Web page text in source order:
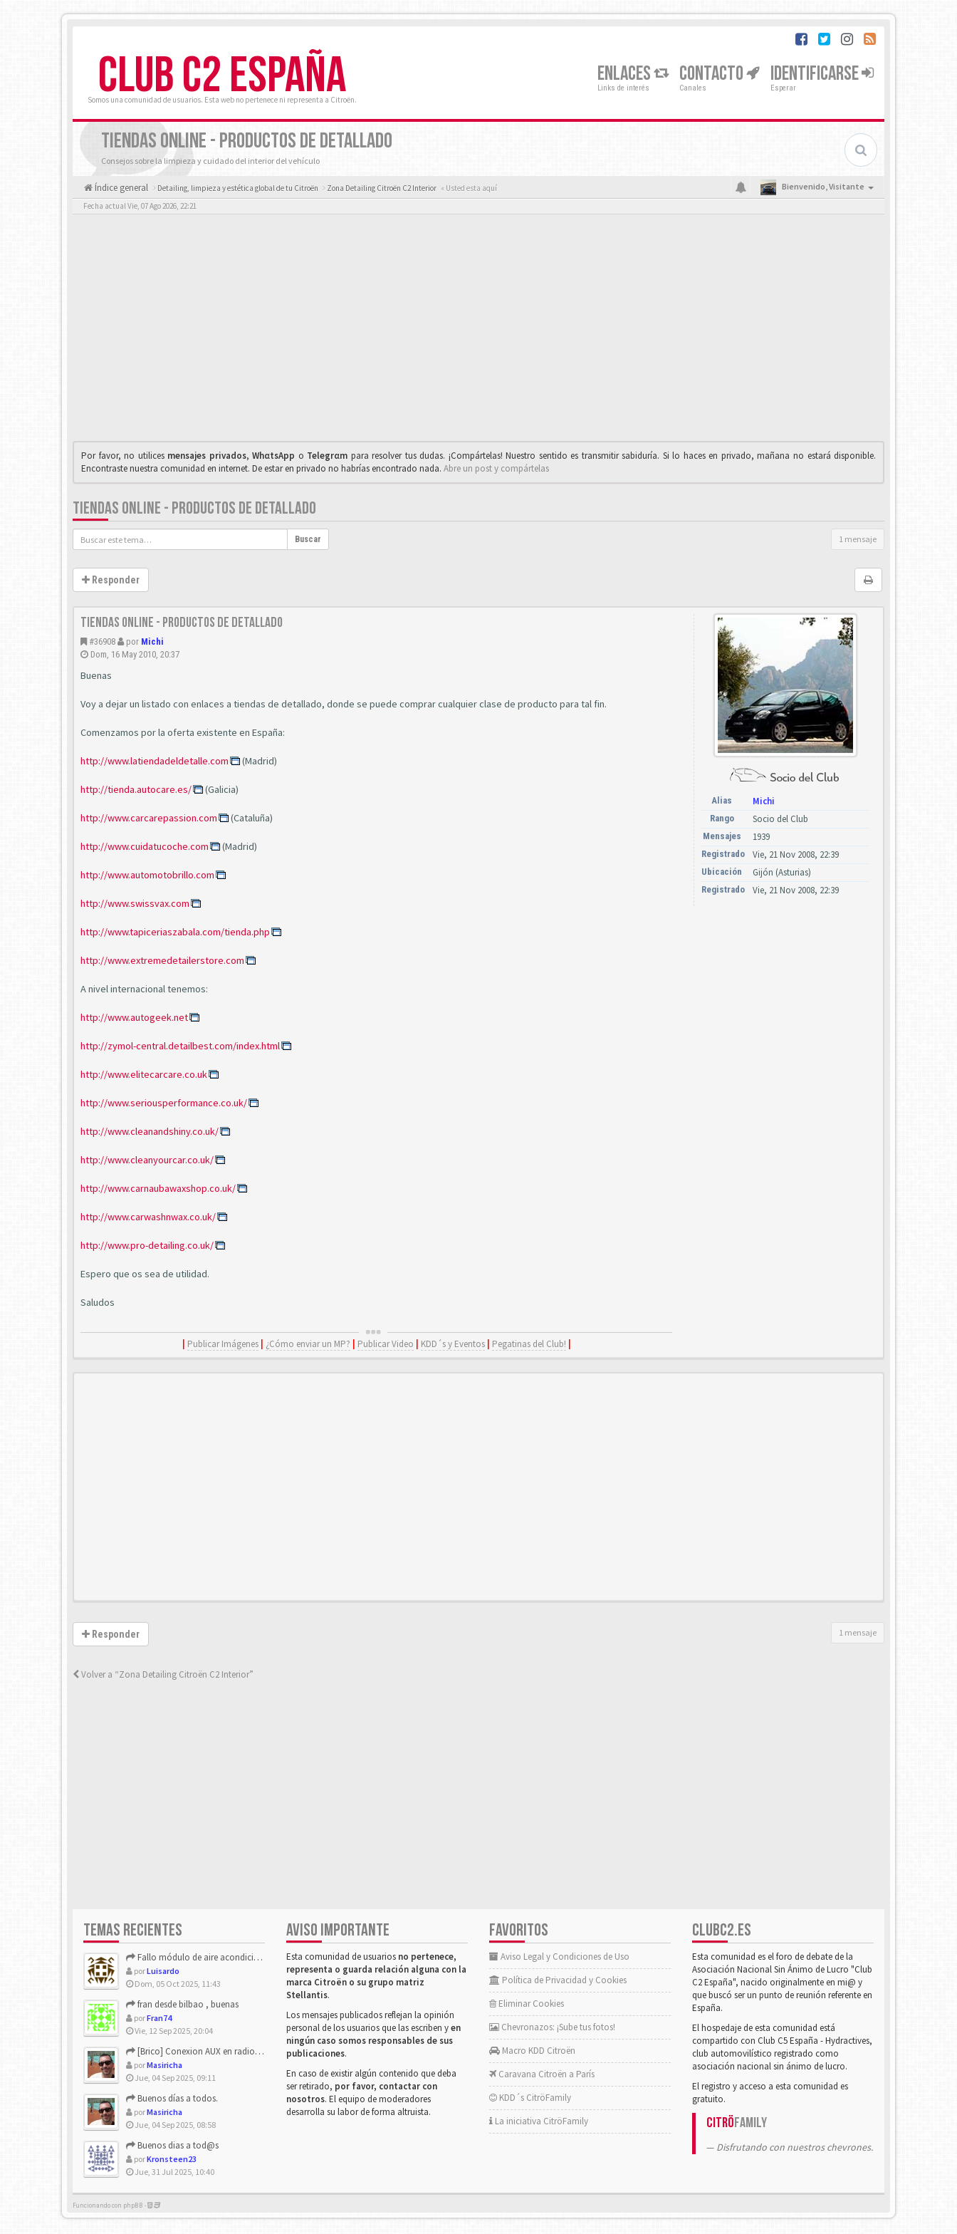
CLUB C2 ESPAÑA
Somos una comunidad de usuarios. Esta web no pertenece ni representa a Citroën.
ENLACES
Links de interés
CONTACTO
Canales
IDENTIFICARSE
Esperar
TIENDAS ONLINE - PRODUCTOS DE DETALLADO
Consejos sobre la limpieza y cuidado del interior del vehículo
Índice general Detailing, limpieza y estética global de tu Citroën Zona Detailing Citroën C2 Interior « Usted esta aquí Bienvenido,Visitante
Fecha actual Vie, 07 Ago 2026, 22:21
Por favor, no utilices mensajes privados,WhαtsApp o Telegrαm para resolver tus dudas. ¡Compártelas! Nuestro sentido es transmitir sabiduría. Si lo haces en privado, mañana no estará disponible.
Encontraste nuestra comunidad en internet. De estar en privado no habrías encontrado nada. Abre un post y compártelas
TIENDAS ONLINE - PRODUCTOS DE DETALLADO
Buscar 1 mensaje
Responder
Tiendas Online - Productos de detallado
#36908 por Michi
Dom, 16 May 2010, 20:37
Buenas
Voy a dejar un listado con enlaces a tiendas de detallado, donde se puede comprar cualquier clase de producto para tal fin.
Comenzamos por la oferta existente en España:
http://www.latiendadeldetalle.com (Madrid)
http://tienda.autocare.es/ (Galicia)
http://www.carcarepassion.com (Cataluña)
http://www.cuidatucoche.com (Madrid)
http://www.automotobrillo.com
http://www.swissvax.com
http://www.tapiceriaszabala.com/tienda.php
http://www.extremedetailerstore.com
A nivel internacional tenemos:
http://www.autogeek.net
http://zymol-central.detailbest.com/index.html
http://www.elitecarcare.co.uk
http://www.seriousperformance.co.uk/
http://www.cleanandshiny.co.uk/
http://www.cleanyourcar.co.uk/
http://www.carnaubawaxshop.co.uk/
http://www.carwashnwax.co.uk/
http://www.pro-detailing.co.uk/
Espero que os sea de utilidad.
Saludos
Publicar Imágenes ¿Cómo enviar un MP? Publicar Video KDD´s y Eventos Pegatinas del Club!
Alias Michi
Rango Socio del Club
Mensajes 1939
Registrado Vie, 21 Nov 2008, 22:39
Ubicación Gijón (Asturias)
Registrado Vie, 21 Nov 2008, 22:39
Responder 1 mensaje
Volver a “Zona Detailing Citroën C2 Interior”
TEMAS RECIENTES
Fallo módulo de aire acondicionado
porLuisardo
Dom, 05 Oct 2025, 11:43
fran desde bilbao , buenas
porFran74
Vie, 12 Sep 2025, 20:04
[Brico] Conexion AUX en radio de origen
porMasiricha
Jue, 04 Sep 2025, 09:11
Buenos días a todos.
porMasiricha
Jue, 04 Sep 2025, 08:58
Buenos dias a tod@s
porKronsteen23
Jue, 31 Jul 2025, 10:40
AVISO IMPORTANTE
Esta comunidad de usuarios no pertenece,
representa o guarda relación alguna con la
marca Citroën o su grupo matriz
Stellantis.
Los mensajes publicados reflejan la opinión
personal de los usuarios que las escriben yen
ningún caso somos responsables de sus
publicaciones.
En caso de existir algún contenido que deba
ser retirado, por favor, contactar con
nosotros. El equipo de moderadores
desarrolla su labor de forma altruista.
FAVORITOS
Aviso Legal y Condiciones de Uso
Política de Privacidad y Cookies
Eliminar Cookies
Chevronazos: ¡Sube tus fotos!
Macro KDD Citroën
Caravana Citroën a París
KDD´s CitröFamily
La iniciativa CitröFamily
CLUBC2.ES
Esta comunidad es el foro de debate de la
Asociación Nacional Sin Ánimo de Lucro "Club
C2 España", nacido originalmente en mi@ y
que buscó ser un punto de reunión referente en
España.
El hospedaje de esta comunidad está
compartido con Club C5 España - Hydractives,
club automovilístico registrado como
asociación nacional sin ánimo de lucro.
El registro y acceso a esta comunidad es
gratuito.
CitröFamily
Disfrutando con nuestros chevrones.
Funcionando con phpBB -